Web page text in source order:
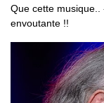
Que cette musique..
envoutante !!